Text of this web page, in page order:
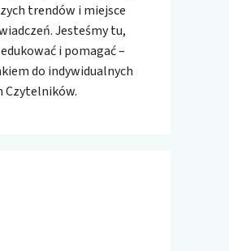
trendów i miejsce
Jesteśmy tu,
i pomagać –
do indywidualnych
Czytelników.